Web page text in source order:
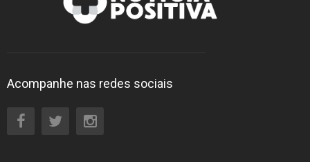
Acompanhe nas redes sociais